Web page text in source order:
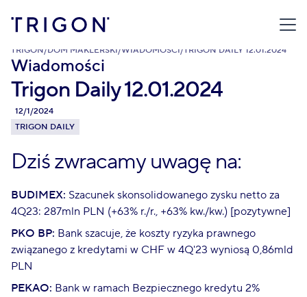
TRIGON/DOM MAKLERSKI/WIADOMOŚCI/ TRIGON DAILY 12.01.2024
Wiadomości
Trigon Daily 12.01.2024
12/1/2024
TRIGON DAILY
Dziś zwracamy uwagę na:
BUDIMEX: Szacunek skonsolidowanego zysku netto za
4Q23: 287mln PLN (+63% r./r., +63% kw./kw.) [pozytywne]
PKO BP: Bank szacuje, że koszty ryzyka prawnego
związanego z kredytami w CHF w 4Q'23 wyniosą 0,86mld
PLN
PEKAO: Bank w ramach Bezpiecznego kredytu 2%